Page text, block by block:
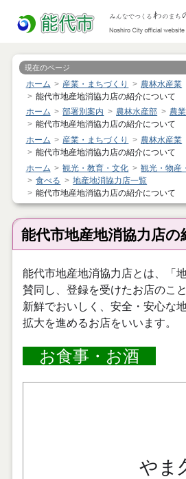
現在のページ
ホーム 産業・まちづくり 農林水産業
能代市地産地消協力店の紹介について
ホーム
部署別案内 農林水産部 農
能代市地産地消協力店の紹介について
ホーム
産業・まちづくり
農林水産業
能代市地産地消協力店の紹介について
ホーム
観光・教育・文化
観光・物産
食べる
地産地消協力店一覧
能代市地産地消協力店の紹介について
能代市地産地消協力店の
能代市地産地消協力店とは、「
賛同し、登録を受けたお店のこと
新鮮でおいしく、安全・安心な
拡大を進めるお店をいいます。
お食事・お酒
やま